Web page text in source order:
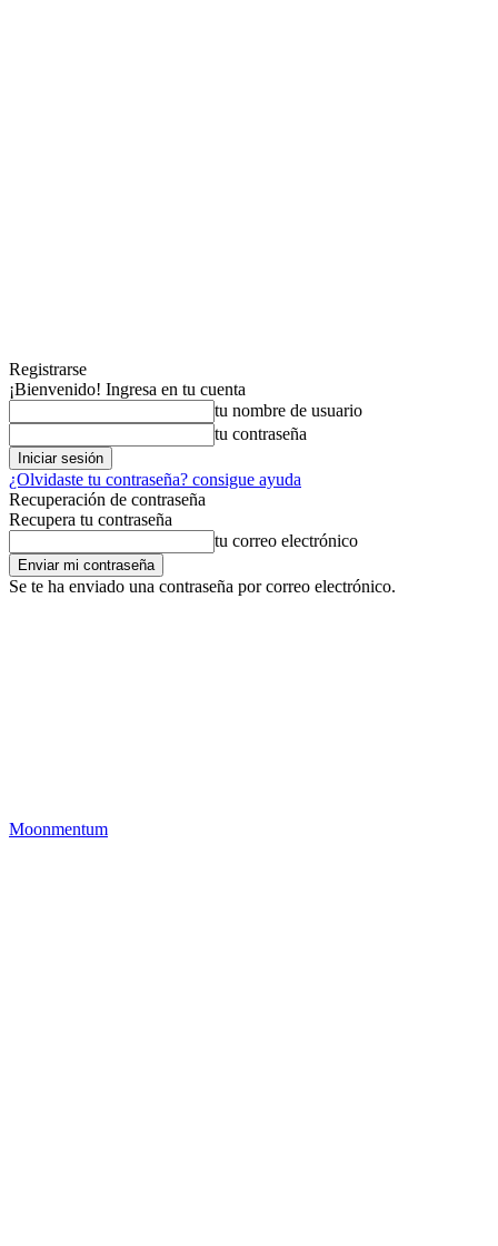
Registrarse
¡Bienvenido! Ingresa en tu cuenta
tu nombre de usuario
tu contraseña
¿Olvidaste tu contraseña? consigue ayuda
Recuperación de contraseña
Recupera tu contraseña
tu correo electrónico
Se te ha enviado una contraseña por correo electrónico.
Moonmentum